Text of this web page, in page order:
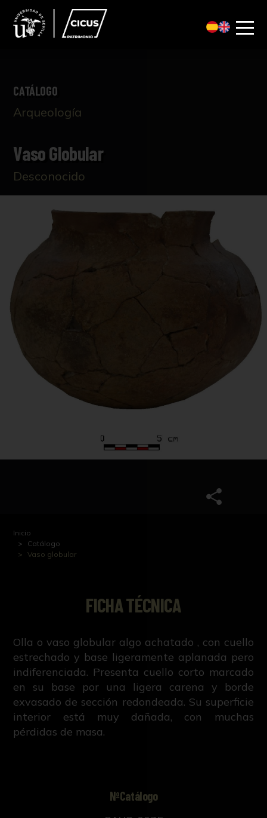
CATÁLOGO
Arqueología
Vaso Globular
Desconocido
Inicio
Catálogo
Vaso globular
FICHA TÉCNICA
Olla o vaso globular algo achatado , con cuello
estrechado y base ligeramente aplanada pero
indiferenciada. Presenta cuello corto marcado
en su base por una ligera carena y borde
exvasado de sección redondeada. Su superficie
interior está muy dañada, con muchas
pérdidas de masa.
NºCatálogo